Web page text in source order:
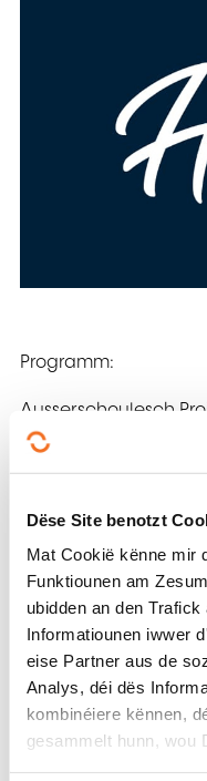
Dëse Site benotzt
Mat Cookië kënne mir
Funktiounen am
ubidden an den
Informatiounen iwwer
eise Partner aus de
Analys, déi dës
kombinéiere kënnen,
gesammelt hunn, wou
Programm:
Ausserschoulesch
Liewensprojet ze
Kreativ Atelieren
Méiglechkeete
Stages de
Den Diplom+, eng
Orientation vers